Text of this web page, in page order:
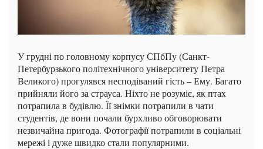
У грудні по головному корпусу СПбПу (Санкт-
Петербурзького політехнічного університету Петра
Великого) прогулявся несподіваний гість – Ему. Багато
прийняли його за страуса. Ніхто не розуміє, як птах
потрапила в будівлю. Її знімки потрапили в чати
студентів, де вони почали бурхливо обговорювати
незвичайна пригода. Фотографії потрапили в соціальні
мережі і дуже швидко стали популярними.